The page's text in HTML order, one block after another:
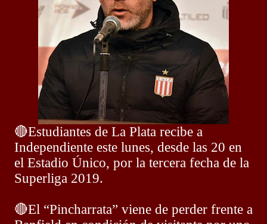
🔴Estudiantes de La Plata recibe a
Independiente este lunes, desde las 20 en
el Estadio Único, por la tercera fecha de la
Superliga 2019.
🔴El “Pincharrata” viene de perder frente a